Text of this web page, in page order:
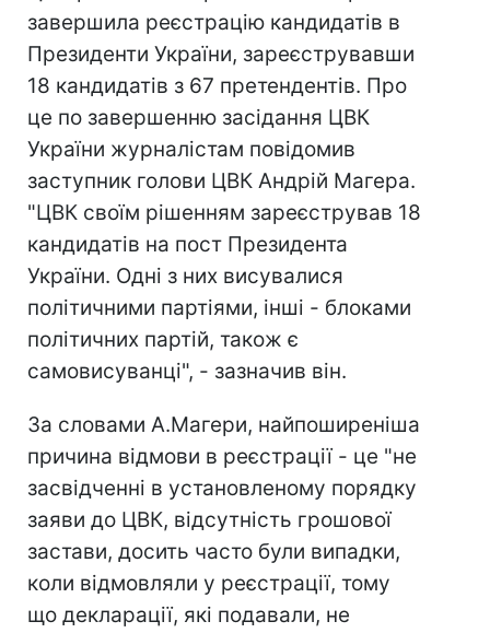
завершила реєстрацію кандидатів в
Президенти України, зареєструвавши
18 кандидатів з 67 претендентів. Про
це по завершенню засідання ЦВК
України журналістам повідомив
заступник голови ЦВК Андрій Магера.
"ЦВК своїм рішенням зареєстрував 18
кандидатів на пост Президента
України. Одні з них висувалися
політичними партіями, інші - блоками
політичних партій, також є
самовисуванці", - зазначив він.
За словами А.Магери, найпоширеніша
причина відмови в реєстрації - це "не
засвідченні в установленому порядку
заяви до ЦВК, відсутність грошової
застави, досить часто були випадки,
коли відмовляли у реєстрації, тому
що декларації, які подавали, не